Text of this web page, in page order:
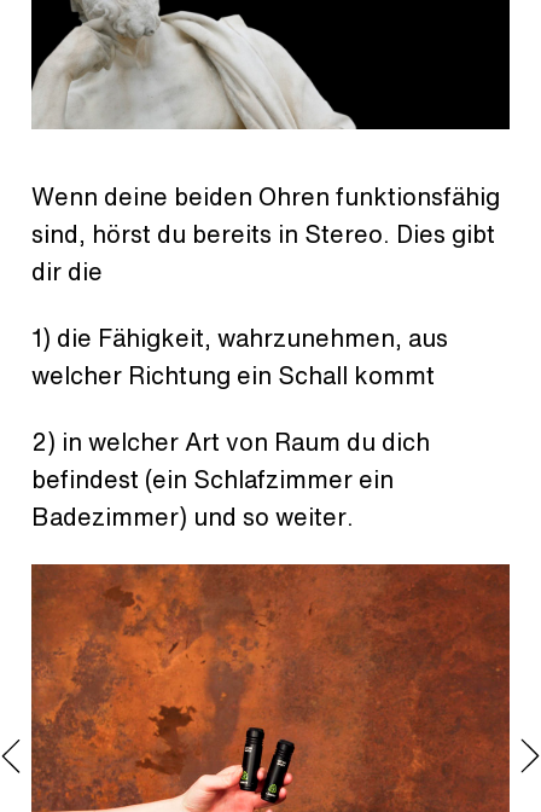
Wenn deine beiden Ohren funktionsfähig
sind, hörst du bereits in Stereo. Dies gibt
dir die
1) die Fähigkeit, wahrzunehmen, aus
welcher Richtung ein Schall kommt
2) in welcher Art von Raum du dich
befindest (ein Schlafzimmer ein
Badezimmer) und so weiter.